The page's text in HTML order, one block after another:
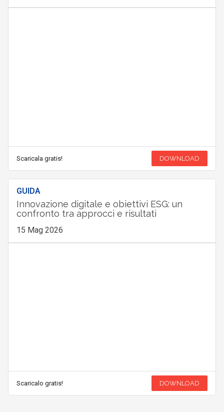
Scaricala gratis! DOWNLOAD
GUIDA
Innovazione digitale e obiettivi ESG: un
confronto tra approcci e risultati
15 Mag 2026
Scaricalo gratis! DOWNLOAD